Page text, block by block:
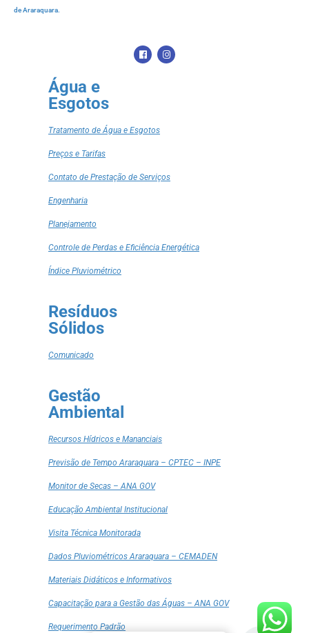
de Araraquara.
Água e
Esgotos
Tratamento de Água e Esgotos
Preços e Tarifas
Contato de Prestação de Serviços
Engenharia
Planejamento
Controle de Perdas e Eficiência Energética
Índice Pluviométrico
Resíduos
Sólidos
Comunicado
Gestão
Ambiental
Recursos Hídricos e Mananciais
Previsão de Tempo Araraquara – CPTEC – INPE
Monitor de Secas – ANA GOV
Educação Ambiental Institucional
Visita Técnica Monitorada
Dados Pluviométricos Araraquara – CEMADEN
Materiais Didáticos e Informativos
Capacitação para a Gestão das Águas – ANA GOV
Requerimento Padrão